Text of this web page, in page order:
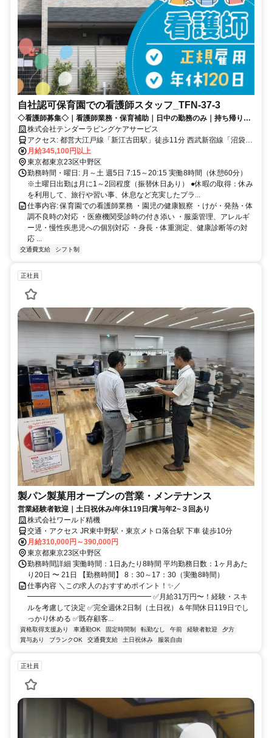
自社認可保育園での看護師スタッフ_TFN-37-3
◇看護師募集◇｜看護師業務・保育補助｜日中の勤務のみ｜持ち帰り仕
事なし｜子どもの成長を「チームではぐくむ」保育園です
株式会社テンダーラビングケアサービス
アクセス: 都営大江戸線「新江古田駅」徒歩11分 西武新宿線「沼袋
駅」徒歩11分 JR中央本線・JR中央総武線・東京メトロ東西線「中野
駅」バス17分 「東橋」下車徒歩1分
月給345,100円以上
東京都東京23区中野区
勤務時間・曜日: 月～土 週5日 7:15～20:15 実働8時間（休憩60分）
※土曜日出勤は月に1～2回程度（振替休日あり） ●休暇の取得：休み
を利用して、旅行や習い事、休息など充実したプラ...
仕事内容: 保育園での看護師業務 ・園児の健康観察 ・けが・発熱・体
調不良時の対応 ・医療機関受診時の付き添い ・服薬管理、アレルギ
ー児・慢性疾患児への個別対応 ・身長・体重測定、健康診断等の対
応 ...
交通費支給 シフト制
正社員
製パン製菓用オーブンの営業・メンテナンス
営業経験者歓迎｜土日祝休み/年休119日/賞与年2~３回あり
株式会社ワールド精機
交通・アクセス JR東中野駅・東京メトロ落合駅 下車 徒歩10分
月給310,000円～390,000円
東京都東京23区中野区
勤務時間詳細 実働時間：1日あたり8時間 平均勤務日数：1ヶ月あた
り20日 〜 21日 【勤務時間】 8：30～17：30（実働8時間）
仕事内容 ＼この求人のおすすめポイント！✨／
━━━━━━━━━━━━━━━━━ ✅月給31万円〜！経験・スキ
ルを考慮して決定 ✅完全週休2日制（土日祝）＆年間休日119日でし
っかり休める ✅既存顧客...
資格取得支援あり 車通勤OK 固定時間制 転勤なし 午前 経験者歓迎
夕方
賞与あり
ブランクOK 交通費支給 土日祝休み 服装自由
正社員